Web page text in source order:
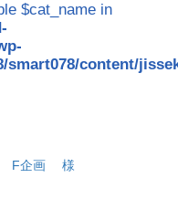
$cat_name in
smart078/content/
F企画 様